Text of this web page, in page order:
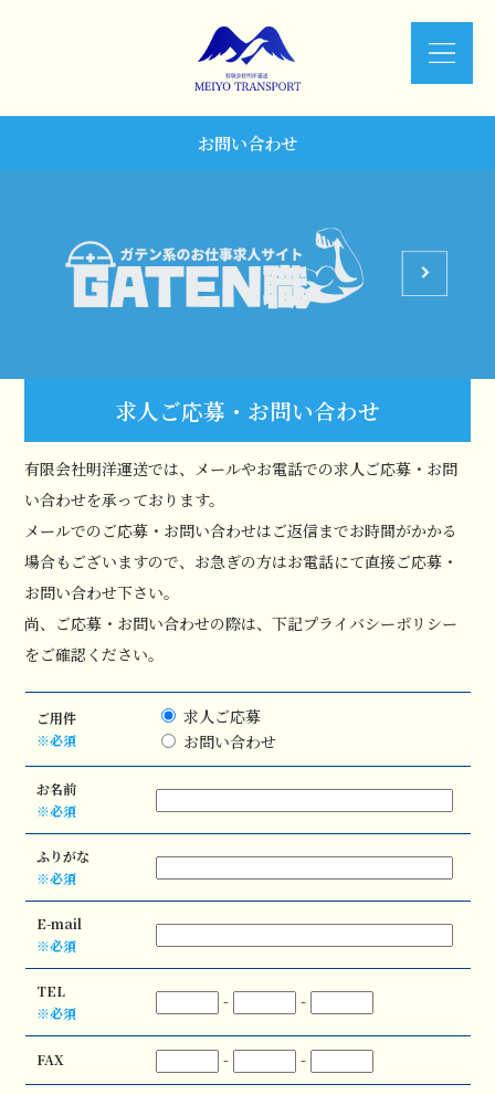
お問い合わせ
求人ご応募・お問い合わせ
有限会社明洋運送では、メールやお電話での求人ご応募・お問
い合わせを承っております。
メールでのご応募・お問い合わせはご返信までお時間がかかる
場合もございますので、お急ぎの方はお電話にて直接ご応募・
お問い合わせ下さい。
尚、ご応募・お問い合わせの際は、下記プライバシーポリシー
をご確認ください。
ご用件
※必須
求人ご応募
お問い合わせ
お名前
※必須
ふりがな
※必須
E-mail
※必須
TEL
※必須
- -
FAX - -